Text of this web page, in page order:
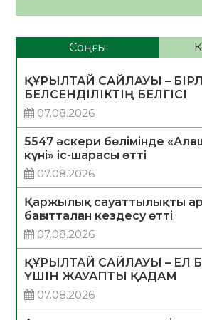
Соңғы
ҚҰРЫЛТАЙ САЙЛАУЫ –
БЕЛСЕНДІЛІКТІҢ БЕЛГІСІ
07.08.2026
5547 әскери бөлімінде
күні» іс-шарасы өтті
07.08.2026
Қаржылық сауаттылықты
бағытталған кездесу өтті
07.08.2026
ҚҰРЫЛТАЙ САЙЛАУЫ – ЕЛ
ҮШІН ЖАУАПТЫ ҚАДАМ
07.08.2026